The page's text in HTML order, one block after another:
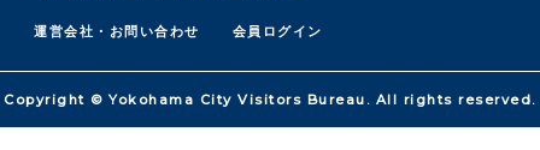
運営会社・お問い合わせ 会員ログイン
Copyright © Yokohama City Visitors Bureau. All rights reserved.